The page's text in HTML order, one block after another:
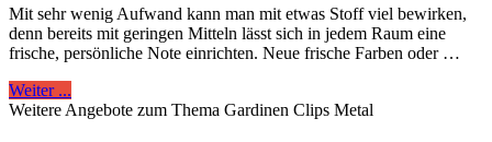
Mit sehr wenig Aufwand kann man mit etwas Stoff viel bewirken,
denn bereits mit geringen Mitteln lässt sich in jedem Raum eine
frische, persönliche Note einrichten. Neue frische Farben oder …
Weiter ...
Weitere Angebote zum Thema Gardinen Clips Metal